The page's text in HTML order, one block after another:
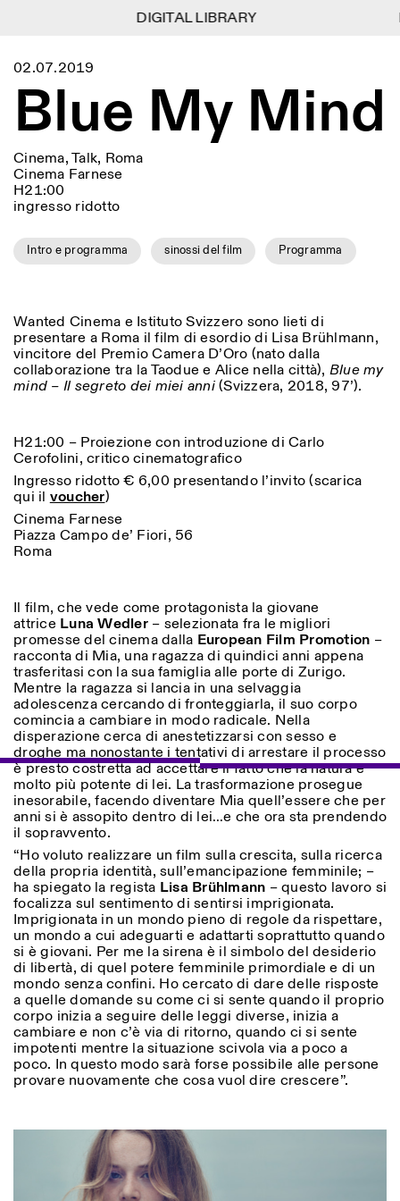
Menu
Lingua EN IT DE
FR
Istituto Svizzero
Ricerca
Residenze
Archivio
Organizzazione
Biblioteca
NEWSLETTER
Registrati alla nostra newsletter per ricevere
informazioni sui nostri eventi
Facebook Instagram Linkedin Vimeo
Privacy Policy
Information
ISTITUTO SVIZZERO
ROMA
Villa Maraini
Via Ludovisi 48
00187 Roma
vicino alla metro A fermata
Barberini
ORARI MOSTRE:
Atlas Studios
Mercoledì/Venerdì: 14:30-
18:30
Giovedì: 14:30-20:00
VISITE GUIDATE:
Solo su prenotazione
(italiano, inglese)
Tariffa: 10€ per persona
ISTITUTO SVIZZERO
MILANO
Sede di Milano
Via Vecchio Politecnico 3
20121 Milano
+39 02 76 01 61 18
milano@istitutosvizzero.it
ORARI MOSTRE:
I’ll miss you when I scroll
away:
Lunedì/Venerdì: 11:00-
17:00
Giovedì: 11:00-20:00
Sabato: 14:00-18:00
Domenica chiuso
Filtri
Area di appartenenza
Reset
Arte
Residenze Scienze
Luogo
Roma
Categoria
Reset
Antropologia
Archeologia
Architettura
Arte
Astrofisica
Book launch
Durata (giorni)
1
365
02.07.2019
Blue My Mind
Cinema, Talk, Roma
Cinema Farnese
H21:00
ingresso ridotto
Intro e programma sinossi del film Programma
Wanted Cinema e Istituto Svizzero sono lieti di
presentare a Roma il film di esordio di Lisa Brühlmann,
vincitore del Premio Camera D’Oro (nato dalla
collaborazione tra la Taodue e Alice nella città), Blue my
mind – Il segreto dei miei anni(Svizzera, 2018, 97’).
H21:00 – Proiezione con introduzione di Carlo
Cerofolini, critico cinematografico
Ingresso ridotto € 6,00 presentando l’invito (scarica
qui il voucher)
Cinema Farnese
Piazza Campo de’ Fiori, 56
Roma
Il film, che vede come protagonista la giovane
attrice Luna Wedler– selezionata fra le migliori
promesse del cinema dalla European Film Promotion –
racconta di Mia, una ragazza di quindici anni appena
trasferitasi con la sua famiglia alle porte di Zurigo.
Mentre la ragazza si lancia in una selvaggia
adolescenza cercando di fronteggiarla, il suo corpo
comincia a cambiare in modo radicale. Nella
disperazione cerca di anestetizzarsi con sesso e
droghe ma nonostante i tentativi di arrestare il processo
è presto costretta ad accettare il fatto che la natura è
molto più potente di lei. La trasformazione prosegue
inesorabile, facendo diventare Mia quell’essere che per
anni si è assopito dentro di lei…e che ora sta prendendo
il sopravvento.
“Ho voluto realizzare un film sulla crescita, sulla ricerca
della propria identità, sull’emancipazione femminile; –
ha spiegato la regista Lisa Brühlmann – questo lavoro si
focalizza sul sentimento di sentirsi imprigionata.
Imprigionata in un mondo pieno di regole da rispettare,
un mondo a cui adeguarti e adattarti soprattutto quando
si è giovani. Per me la sirena è il simbolo del desiderio
di libertà, di quel potere femminile primordiale e di un
mondo senza confini. Ho cercato di dare delle risposte
a quelle domande su come ci si sente quando il proprio
corpo inizia a seguire delle leggi diverse, inizia a
cambiare e non c’è via di ritorno, quando ci si sente
impotenti mentre la situazione scivola via a poco a
poco. In questo modo sarà forse possibile alle persone
provare nuovamente che cosa vuol dire crescere”.
DIGITAL LIBRARY
DIGITAL LIBRARY